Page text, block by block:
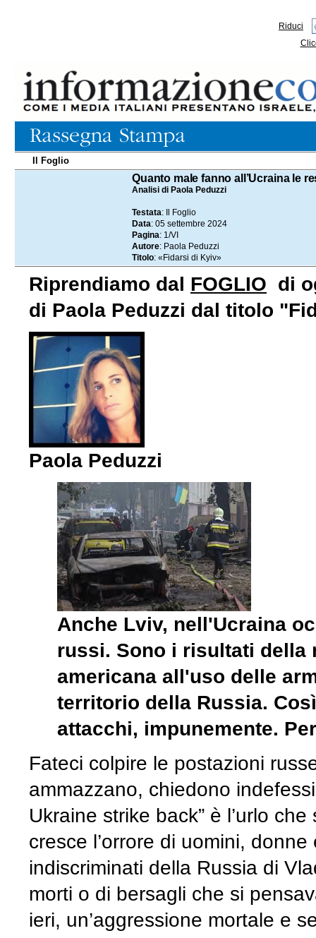
Riduci
Il Foglio
Quanto male fanno all’Ucraina le
Analisi di Paola Peduzzi
Testata: Il Foglio
Data: 05 settembre 2024
Pagina: 1/VI
Autore: Paola Peduzzi
Titolo: «Fidarsi di Kyiv»
Riprendiamo dal FOGLIO di
di Paola Peduzzi dal titolo
Paola Peduzzi
Anche Lviv, nell'Ucraina
russi. Sono i risultati della
americana all'uso delle
territorio della Russia.
attacchi, impunemente.
Fateci colpire le postazioni
ammazzano, chiedono
Ukraine strike back” è l’urlo
cresce l’orrore di uomini,
indiscriminati della Russia di
morti o di bersagli che si
ieri, un’aggressione mortale e